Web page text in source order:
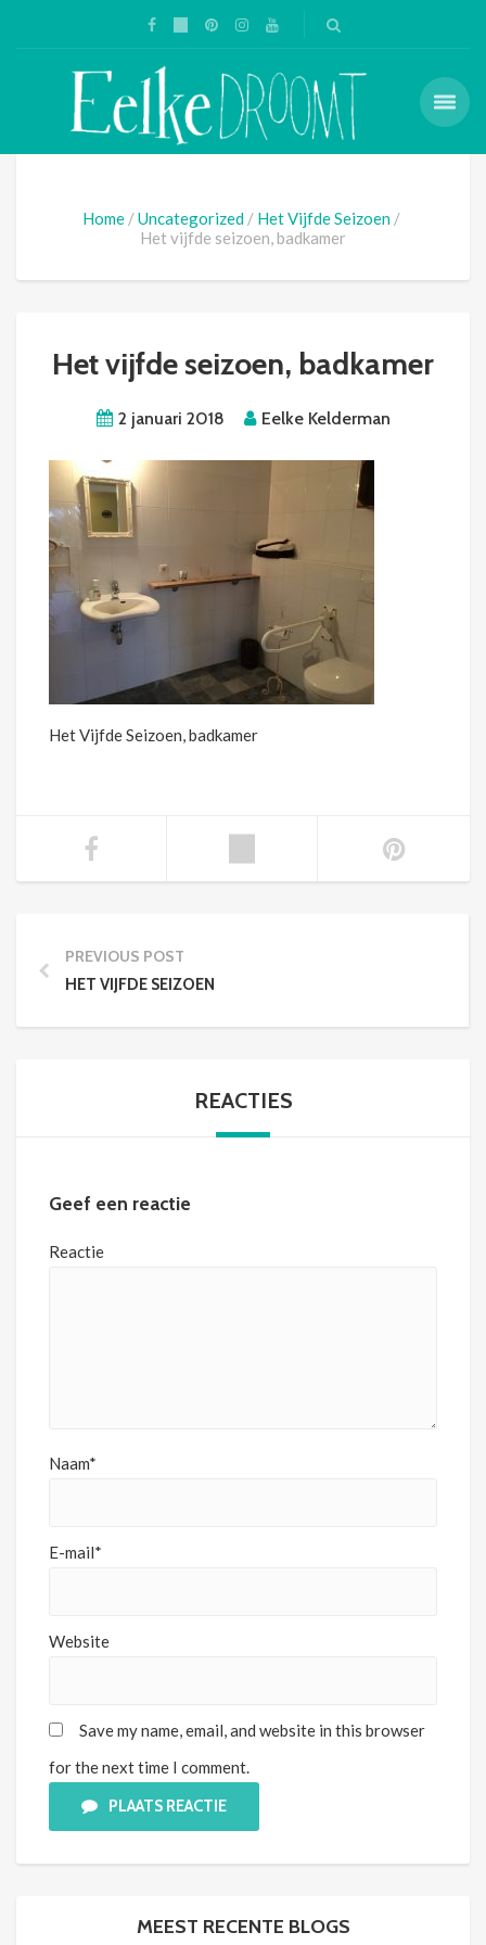
Home Uncategorized
Het Vijfde Seizoen
Het vijfde seizoen, badkamer
Het vijfde seizoen, badkamer
2 januari 2018 Eelke Kelderman
Het Vijfde Seizoen, badkamer
PREVIOUS POST
HET VIJFDE SEIZOEN
REACTIES
Geef een reactie
Reactie
Naam*
E-mail*
Website
Save my name, email, and website in this browser
for the next time I comment.
PLAATS REACTIE
MEEST RECENTE BLOGS